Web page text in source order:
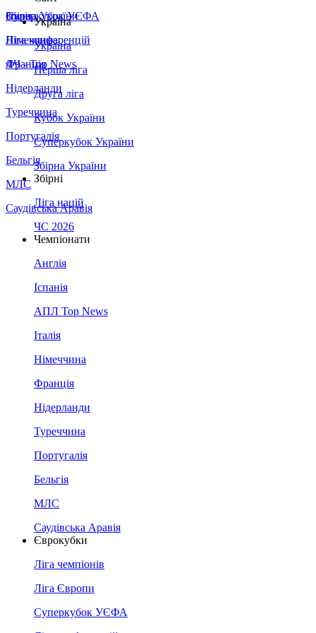
Збірна України
Італія
Німеччина
Франція
Нідерланди
Туреччина
Португалія
Бельгія
МЛС
Саудівська Аравія
Суперкубок УЄФА
Ліга конференцій
ЛЧ - Top News
Україна
Україна
Перша ліга
Друга ліга
Кубок України
Суперкубок України
Збірна України
Збірні
Ліга націй
ЧС 2026
Чемпіонати
Англія
Іспанія
АПЛ Top News
Італія
Німеччина
Франція
Нідерланди
Туреччина
Португалія
Бельгія
МЛС
Саудівська Аравія
Єврокубки
Ліга чемпіонів
Ліга Європи
Суперкубок УЄФА